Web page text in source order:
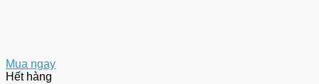
Mua ngay
Hết hàng